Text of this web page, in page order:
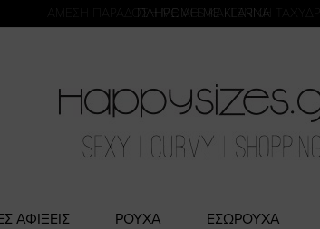
ΑΜΕΣΗ ΠΑΡΑΔΟΣΗ ΜΕ ACS ΚΑΙ ΓΕΝΙΚΗ
ΑΦΙΞΕΙΣ ΡΟΥΧΑ ΕΣΩΡΟΥΧΑ